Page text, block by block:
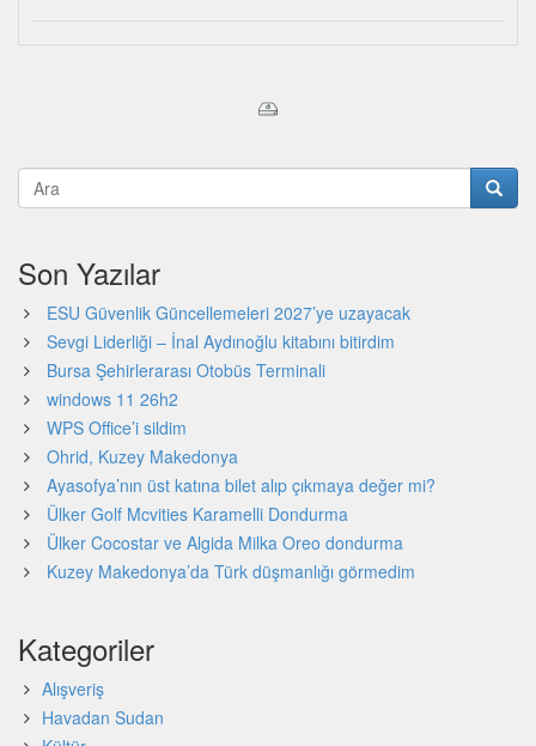
Son Yazılar
ESU Güvenlik Güncellemeleri 2027’ye uzayacak
Sevgi Liderliği – İnal Aydınoğlu kitabını bitirdim
Bursa Şehirlerarası Otobüs Terminali
windows 11 26h2
WPS Office’i sildim
Ohrid, Kuzey Makedonya
Ayasofya’nın üst katına bilet alıp çıkmaya değer mi?
Ülker Golf Mcvities Karamelli Dondurma
Ülker Cocostar ve Algida Milka Oreo dondurma
Kuzey Makedonya’da Türk düşmanlığı görmedim
Kategoriler
Alışveriş
Havadan Sudan